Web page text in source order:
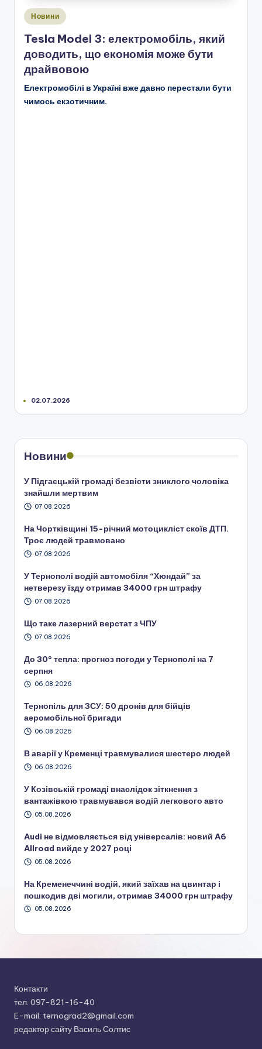
Опубліковано
Новини
Tesla Model 3: електромобіль, який
доводить, що економія може бути
драйвовою
Електромобілі в Україні вже давно перестали бути
чимось екзотичним.
02.07.2026
Новини
У Підгаєцькій громаді безвісти зниклого чоловіка
знайшли мертвим
07.08.2026
На Чортківщині 15-річний мотоцикліст скоїв ДТП.
Троє людей травмовано
07.08.2026
У Тернополі водій автомобіля “Хюндай” за
нетверезу їзду отримав 34000 грн штрафу
07.08.2026
Що таке лазерний верстат з ЧПУ
07.08.2026
До 30° тепла: прогноз погоди у Тернополі на 7
серпня
06.08.2026
Тернопіль для ЗСУ: 50 дронів для бійців
аеромобільної бригади
06.08.2026
В аварії у Кременці травмувалися шестеро людей
06.08.2026
У Козівській громаді внаслідок зіткнення з
вантажівкою травмувався водій легкового авто
05.08.2026
Audi не відмовляється від універсалів: новий A6
Allroad вийде у 2027 році
05.08.2026
На Кременеччині водій, який заїхав на цвинтар і
пошкодив дві могили, отримав 34000 грн штрафу
05.08.2026
Контакти
тел. 097-821-16-40
E-mail: ternograd2@gmail.com
редактор сайту Василь Солтис